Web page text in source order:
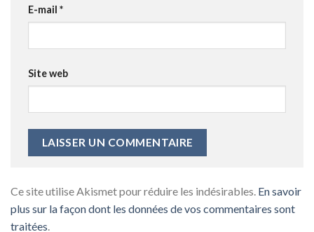
E-mail *
Site web
Ce site utilise Akismet pour réduire les indésirables. En savoir
plus sur la façon dont les données de vos commentaires sont
traitées